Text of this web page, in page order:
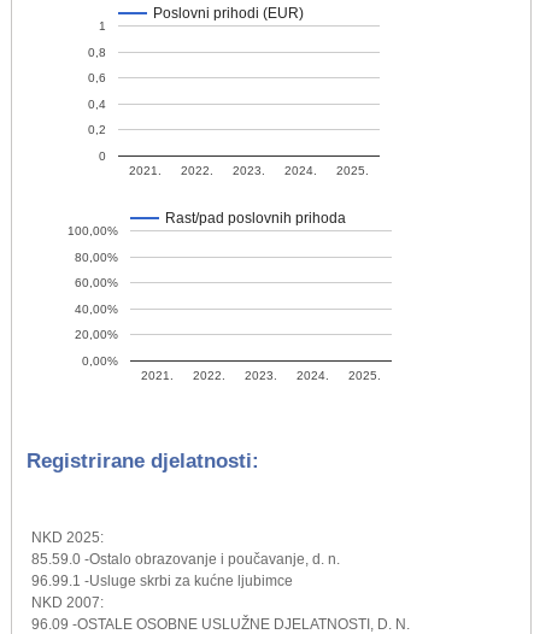
Poslovni prihodi (EUR)
2021. 2022. 2023. 2024. 2025.
0
0,2
0,4
0,6
0,8
1
Rast/pad poslovnih prihoda
2021. 2022. 2023. 2024. 2025.
0,00%
20,00%
40,00%
60,00%
80,00%
100,00%
Registrirane djelatnosti:
NKD 2025:
85.59.0 -Ostalo obrazovanje i poučavanje, d. n.
96.99.1 -Usluge skrbi za kućne ljubimce
NKD 2007:
96.09 -OSTALE OSOBNE USLUŽNE DJELATNOSTI, D. N.